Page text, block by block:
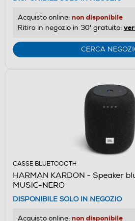
Acquisto online: non disponibile
Ritiro in negozio in 30' gratuito:
CERCA
CASSE BLUETOOOTH
HARMAN KARDON - Speaker
MUSIC-NERO
DISPONIBILE SOLO IN NEGOZIO
Acquisto online: non disponibile